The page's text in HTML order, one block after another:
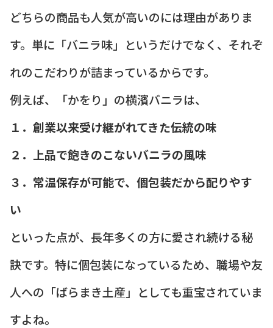
どちらの商品も人気が高いのには理由がありま
す。単に「バニラ味」というだけでなく、それぞ
れのこだわりが詰まっているからです。
例えば、「かをり」の横濱バニラは、
１．創業以来受け継がれてきた伝統の味
２．上品で飽きのこないバニラの風味
３．常温保存が可能で、個包装だから配りやす
い
といった点が、長年多くの方に愛され続ける秘
訣です。特に個包装になっているため、職場や友
人への「ばらまき土産」としても重宝されていま
すよね。